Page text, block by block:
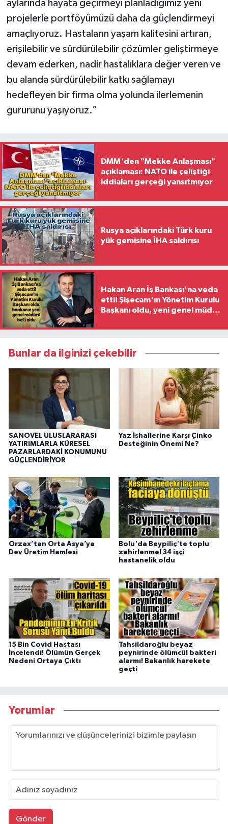
aylarında hayata geçirmeyi planladığımız yeni
projelerle portföyümüzü daha da güçlendirmeyi
amaçlıyoruz. Hastaların yaşam kalitesini artıran,
erişilebilir ve sürdürülebilir çözümler geliştirmeye
devam ederken, nadir hastalıklara değer veren ve
bu alanda sürdürülebilir katkı sağlamayı
hedefleyen bir firma olma yolunda ilerlemenin
gururunu yaşıyoruz.”
DMM'den "Mekke Anlaşması"
açıklaması: NATO ile çeliştiği
iddiaları gerçeği yansıtmıyor
Rusya açıklarındaki Türk kuru
yük gemisine İHA saldırısı
Hakan Aran İş Bankası'na veda
etti! Şişecam'ın Yönetim Kurulu
Başkanı oldu, yeni genel müdür
Bunlar da ilginizi çekebilir
SANOVEL ULUSLARARASI
YATIRIMLARLA KÜRESEL
PAZARLARDAKİ KONUMUNU
GÜÇLENDİRİYOR
Yaz İshallerine Karşı Çinko
Desteğinin Önemi Ne?
Orzax’tan Orta Asya’ya
Dev Üretim Hamlesi
Bolu'da Beypiliç'te toplu
zehirlenme! 34 işçi
hastanelik oldu
15 Bin Covid Hastası
İncelendi! Ölümün Gerçek
Nedeni Ortaya Çıktı
Tahsildaroğlu beyaz
peynirinde ölümcül bakteri
alarmı! Bakanlık harekete
geçti
Yorumlar
Gönder